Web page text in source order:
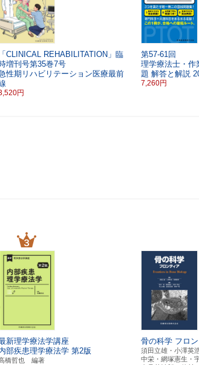
「CLINICAL REHABILITATION」臨
増刊号第35巻7号
性期リハビリテーション医療最前
円
第57-61回
理学療法士・作
題 解答と解説
7,260円
新理学療法学講座
部疾患理学療法学 第2版
橋哲也 編著
骨の科学 フロ
須田立雄・小澤英
中栄・網塚憲生・